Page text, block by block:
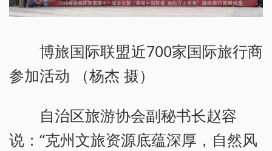
博旅国际联盟近700家国际旅行商
参加活动 （杨杰 摄）
自治区旅游协会副秘书长赵容
说：“克州文旅资源底蕴深厚，自然风